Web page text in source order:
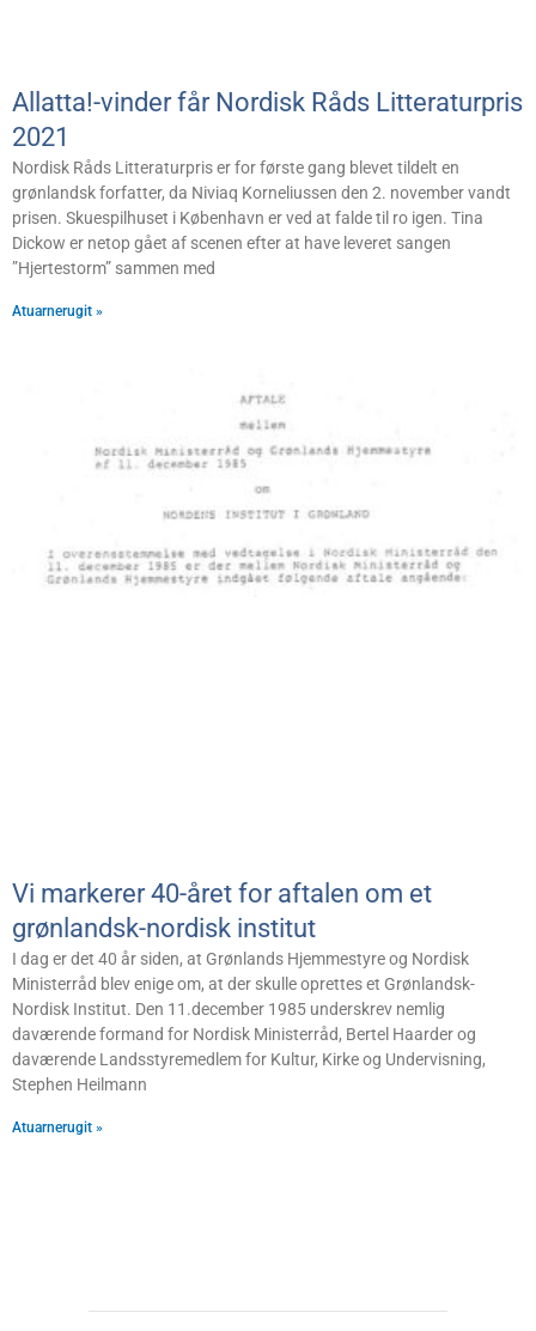
Allatta!-vinder får Nordisk Råds Litteraturpris
2021
Nordisk Råds Litteraturpris er for første gang blevet tildelt en
grønlandsk forfatter, da Niviaq Korneliussen den 2. november vandt
prisen. Skuespilhuset i København er ved at falde til ro igen. Tina
Dickow er netop gået af scenen efter at have leveret sangen
”Hjertestorm” sammen med
Atuarnerugit »
Vi markerer 40-året for aftalen om et
grønlandsk-nordisk institut
I dag er det 40 år siden, at Grønlands Hjemmestyre og Nordisk
Ministerråd blev enige om, at der skulle oprettes et Grønlandsk-
Nordisk Institut. Den 11.december 1985 underskrev nemlig
daværende formand for Nordisk Ministerråd, Bertel Haarder og
daværende Landsstyremedlem for Kultur, Kirke og Undervisning,
Stephen Heilmann
Atuarnerugit »